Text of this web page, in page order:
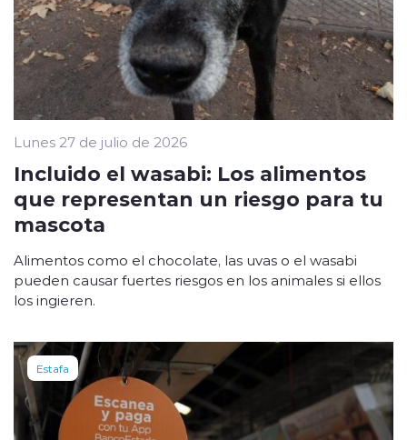
Lunes 27 de julio de 2026
Incluido el wasabi: Los alimentos
que representan un riesgo para tu
mascota
Alimentos como el chocolate, las uvas o el wasabi
pueden causar fuertes riesgos en los animales si ellos
los ingieren.
Estafa